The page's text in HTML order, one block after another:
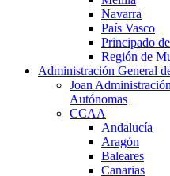
Navarra
País Vasco
Principado
Región de
Administración General
Joan
Autónomas
CCAA
Andalucía
Aragón
Baleares
Canarias